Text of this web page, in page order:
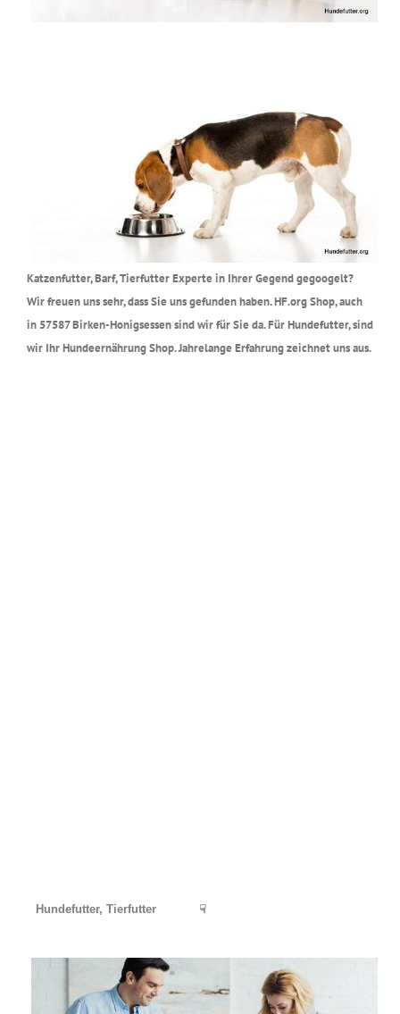
Katzenfutter, Barf, Tierfutter Experte in Ihrer Gegend gegoogelt?
Wir freuen uns sehr, dass Sie uns gefunden haben. HF.org Shop, auch
in 57587 Birken-Honigsessen sind wir für Sie da. Für Hundefutter, sind
wir Ihr Hundeernährung Shop. Jahrelange Erfahrung zeichnet uns aus.
Hundefutter, Tierfutter ☟